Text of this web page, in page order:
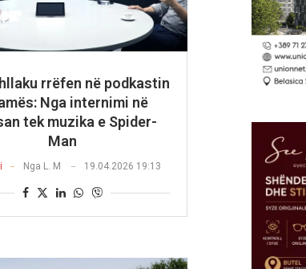
rrëfen në podkastin
Nga internimi në
tek muzika e Spider-
Man
Nga L. M 19.04.2026 19:13